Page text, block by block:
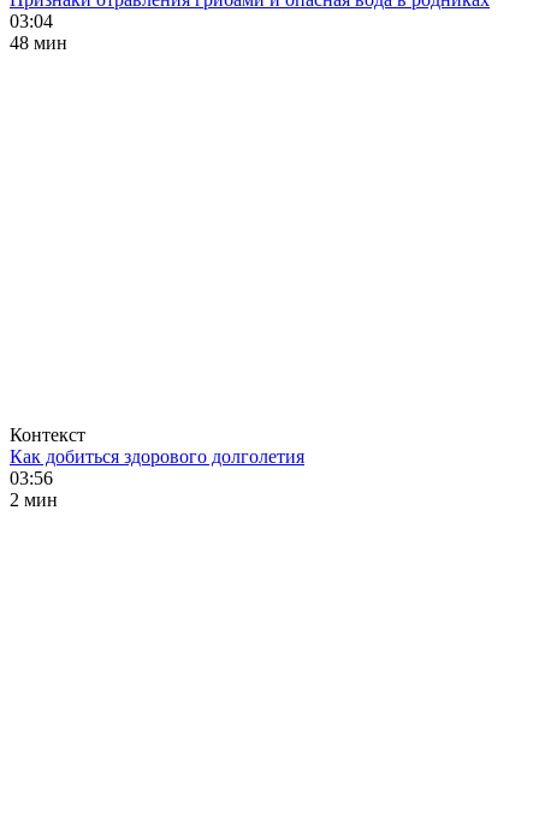
03:04
48 мин
Контекст
Как добиться здорового долголетия
03:56
2 мин